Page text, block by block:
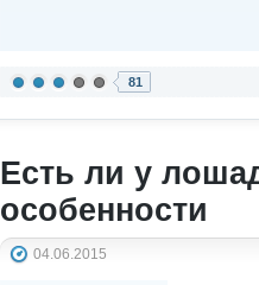
81
Есть ли у
особенности
04.06.2015